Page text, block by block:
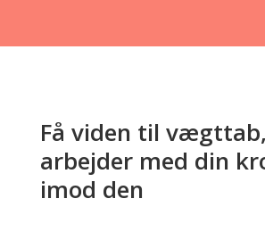
Få viden til
arbejder med din
imod den